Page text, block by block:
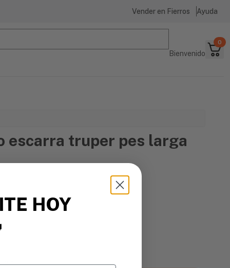
Vender en Fierros Ayuda
Bienvenido
0
escarra truper pes larga
HOY